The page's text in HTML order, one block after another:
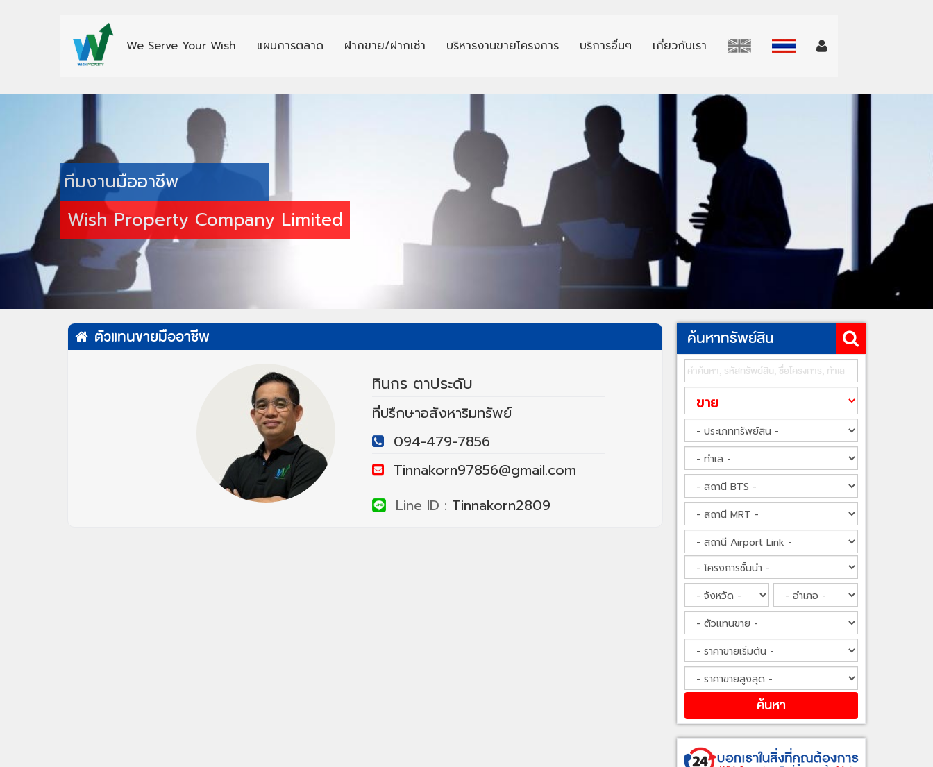
We Serve Your Wish แผนการตลาด ฝากขาย/ฝากเช่า บริหารงานขายโครงการ บริการอื่นๆ เกี่ยวกับเรา
ทีมงานมืออาชีพ
Wish Property Company Limited
ตัวแทนขายมืออาชีพ
ทินกร ตาประดับ
ที่ปรึกษาอสังหาริมทรัพย์
094-479-7856
Tinnakorn97856@gmail.com
Line ID : Tinnakorn2809
ค้นหาทรัพย์สิน